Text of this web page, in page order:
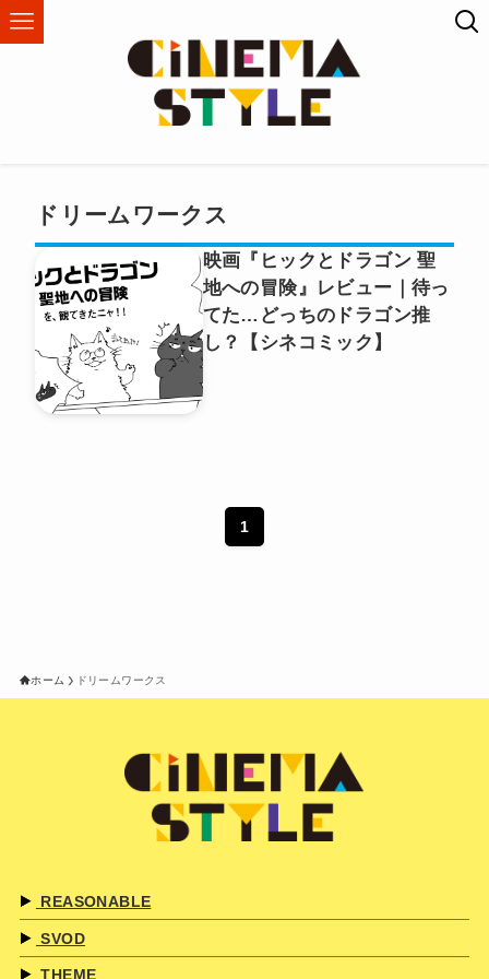
ドリームワークス
映画『ヒックとドラゴン 聖
地への冒険』レビュー｜待っ
てた…どっちのドラゴン推
し？【シネコミック】
1
ホーム ドリームワークス
REASONABLE
SVOD
THEME